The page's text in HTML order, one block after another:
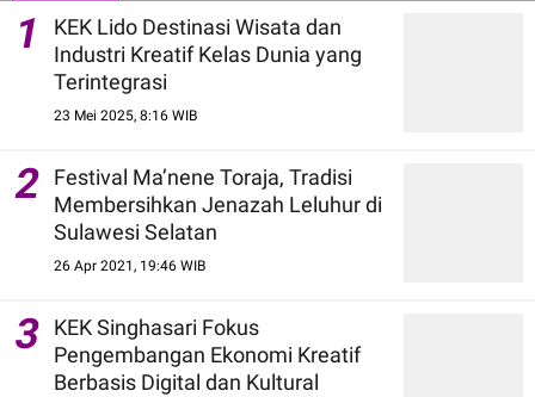
1
KEK Lido Destinasi Wisata dan
Industri Kreatif Kelas Dunia yang
Terintegrasi
23 Mei 2025, 8:16 WIB
2
Festival Ma’nene Toraja, Tradisi
Membersihkan Jenazah Leluhur di
Sulawesi Selatan
26 Apr 2021, 19:46 WIB
3
KEK Singhasari Fokus
Pengembangan Ekonomi Kreatif
Berbasis Digital dan Kultural